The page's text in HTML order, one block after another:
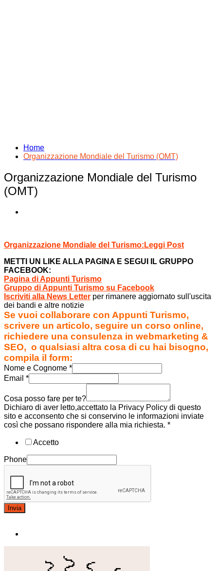
Home
Organizzazione Mondiale del Turismo (OMT)
Organizzazione Mondiale del Turismo
(OMT)
Organizzazione Mondiale del Turismo:Leggi Post
METTI UN LIKE ALLA PAGINA E SEGUI IL GRUPPO
FACEBOOK:
Pagina di Appunti Turismo
Gruppo di Appunti Turismo su Facebook
Iscriviti alla News Letter per rimanere aggiornato sull'uscita
dei bandi e altre notizie
Se vuoi collaborare con Appunti Turismo,
scrivere un articolo, seguire un corso online,
richiedere una consulenza in webmarketing &
SEO, o qualsiasi altra cosa di cu hai bisogno,
compila il form:
Nome e Cognome *
Email *
Cosa posso fare per te?
Dichiaro di aver letto,accettato la Privacy Policy di questo
sito e acconsento che si conservino le informazioni inviate
così che possano rispondere alla mia richiesta. *
Accetto
Phone
Invia